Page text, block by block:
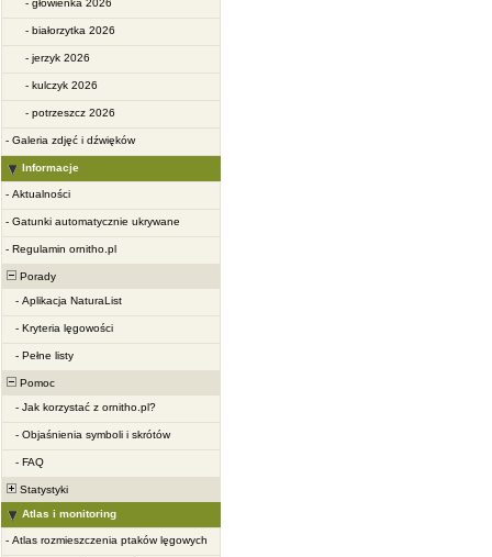
- głowienka 2026
- białorzytka 2026
- jerzyk 2026
- kulczyk 2026
- potrzeszcz 2026
- Galeria zdjęć i dźwięków
Informacje
- Aktualności
- Gatunki automatycznie ukrywane
- Regulamin ornitho.pl
Porady
- Aplikacja NaturaList
- Kryteria lęgowości
- Pełne listy
Pomoc
- Jak korzystać z ornitho.pl?
- Objaśnienia symboli i skrótów
- FAQ
Statystyki
Atlas i monitoring
- Atlas rozmieszczenia ptaków lęgowych